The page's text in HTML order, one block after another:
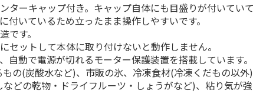
ーキャップ付き。キャップ自体にも目盛りが付いてい
いているため立ったまま操作しやすいです。
す。
ットして本体に取り付けないと動作しません。
動で電源が切れるモーター保護装置を搭載しています。
(炭酸水など)、市販の氷、冷凍食材(冷凍くだもの以
どの乾物・ドライフルーツ・しょうがなど)、粘り気が